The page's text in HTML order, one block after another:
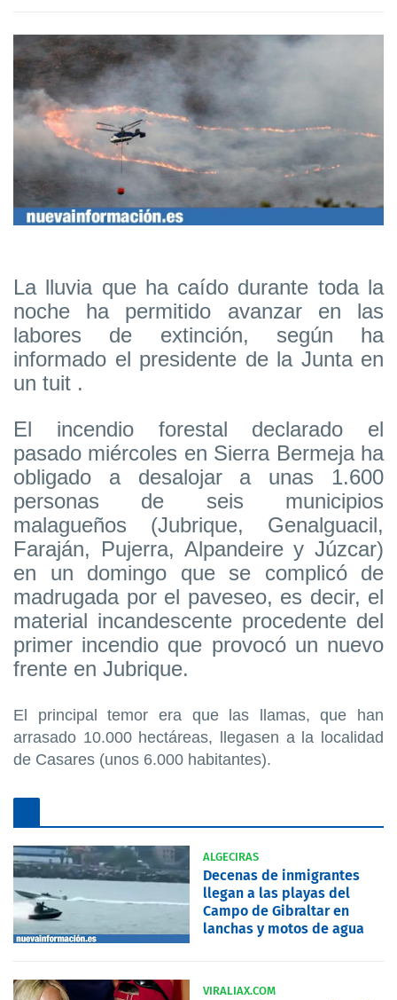
La lluvia que ha caído durante toda la
noche ha permitido avanzar en las
labores de extinción, según ha
informado el presidente de la Junta en
un tuit .
El incendio forestal declarado el
pasado miércoles en Sierra Bermeja ha
obligado a desalojar a unas 1.600
personas de seis municipios
malagueños (Jubrique, Genalguacil,
Faraján, Pujerra, Alpandeire y Júzcar)
en un domingo que se complicó de
madrugada por el paveseo, es decir, el
material incandescente procedente del
primer incendio que provocó un nuevo
frente en Jubrique.
El principal temor era que las llamas, que han
arrasado 10.000 hectáreas, llegasen a la localidad
de Casares (unos 6.000 habitantes).
ALGECIRAS
Decenas de inmigrantes
llegan a las playas del
Campo de Gibraltar en
lanchas y motos de agua
VIRALIAX.COM